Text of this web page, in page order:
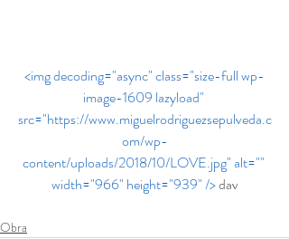
<img decoding="async" class="size-full wp-
image-1609 lazyload"
src="https://www.miguelrodriguezsepulveda.c
om/wp-
content/uploads/2018/10/LOVE.jpg" alt=""
width="966" height="939" /> dav
Obra